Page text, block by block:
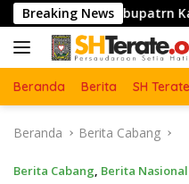
Langsung
ke
konten
Breaking News
Kabupatrn Karawang
Beranda Berita SH Terate
Beranda Berita Cabang
Berita Cabang, Berita Nasional